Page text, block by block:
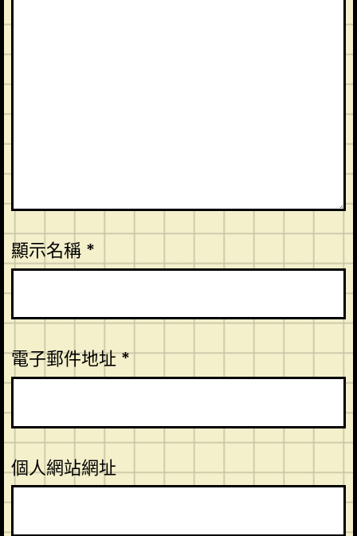
顯示名稱 *
電子郵件地址*
個人網站網址